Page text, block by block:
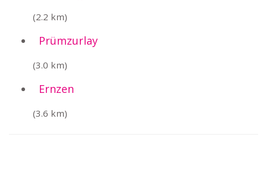
(2.2 km)
Prümzurlay
(3.0 km)
Ernzen
(3.6 km)